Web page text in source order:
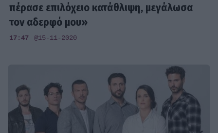
πέρασε επιλόχειο κατάθλιψη, μεγάλωσα
τον αδερφό μου»
17:47 @15-11-2020